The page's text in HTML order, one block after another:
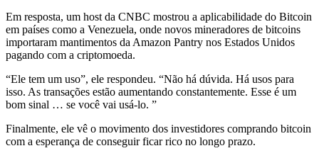
Em resposta, um host da CNBC mostrou a aplicabilidade do Bitcoin
em países como a Venezuela, onde novos mineradores de bitcoins
importaram mantimentos da Amazon Pantry nos Estados Unidos
pagando com a criptomoeda.
“Ele tem um uso”, ele respondeu. “Não há dúvida. Há usos para
isso. As transações estão aumentando constantemente. Esse é um
bom sinal … se você vai usá-lo. ”
Finalmente, ele vê o movimento dos investidores comprando bitcoin
com a esperança de conseguir ficar rico no longo prazo.